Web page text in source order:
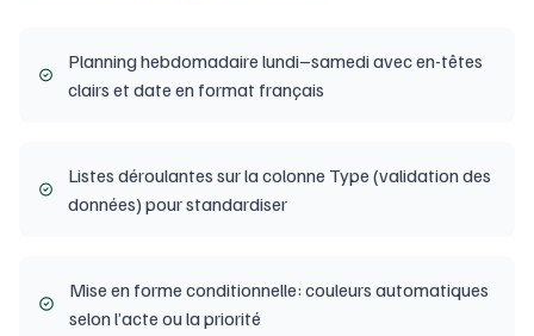
Planning hebdomadaire lundi–samedi avec en-têtes
clairs et date en format français
Listes déroulantes sur la colonne Type (validation des
données) pour standardiser
Mise en forme conditionnelle: couleurs automatiques
selon l’acte ou la priorité